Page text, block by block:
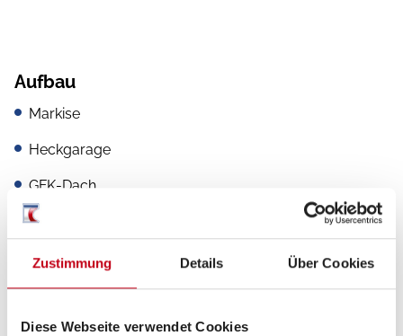
Zustimmung Details Über Cookies
Diese Webseite verwendet Cookies
Aufbau
Markise
Heckgarage
GFK-Dach
Doppelboden